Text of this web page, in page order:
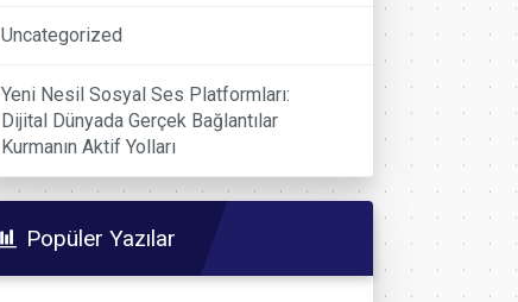
Uncategorized
Yeni Nesil Sosyal Ses Platformları:
Dijital Dünyada Gerçek Bağlantılar
Kurmanın Aktif Yolları
Popüler Yazılar